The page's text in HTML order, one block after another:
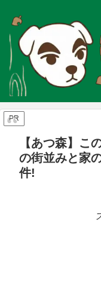
PR
【あつ森】こ
の街並みと家
件!